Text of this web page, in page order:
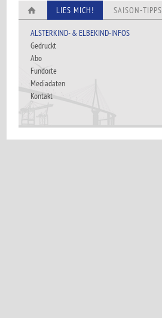
LIES MICH! SAISON-TIPPS
ALSTERKIND- & ELBEKIND-INFOS
Gedruckt
Abo
Fundorte
Mediadaten
Kontakt